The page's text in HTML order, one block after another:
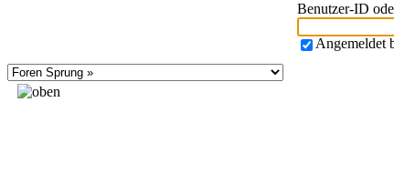
Benutzer-ID
Angemeldet